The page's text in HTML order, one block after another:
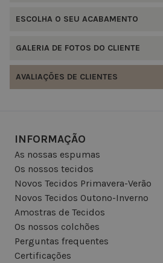
ESCOLHA O SEU ACABAMENTO
GALERIA DE FOTOS DO CLIENTE
AVALIAÇÕES DE CLIENTES
INFORMAÇÃO
As nossas espumas
Os nossos tecidos
Novos Tecidos Primavera-Verão
Novos Tecidos Outono-Inverno
Amostras de Tecidos
Os nossos colchões
Perguntas frequentes
Certificações